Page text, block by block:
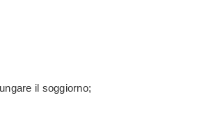
il soggiorno;